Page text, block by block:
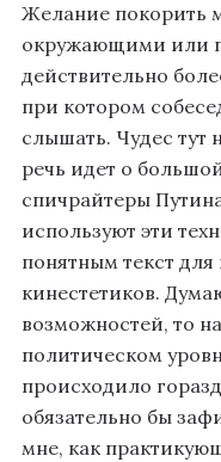
Желание покорить
окружающими или
действительно
при котором
слышать. Чудес тут
речь идет о
спичрайтеры
используют эти
понятным текст для
кинестетиков.
возможностей, то
политическом
происходило
обязательно бы
мне, как